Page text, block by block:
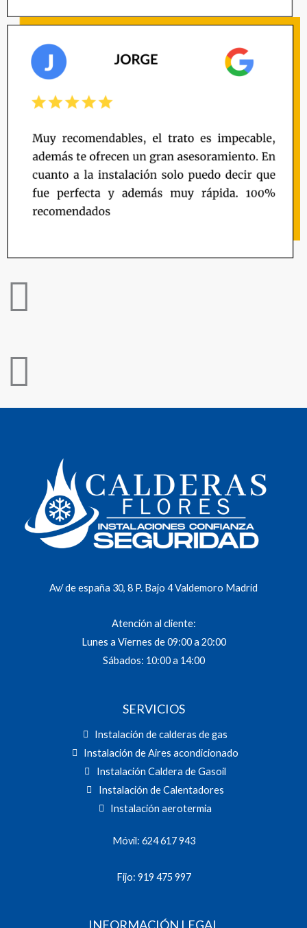
Av/ de españa 30, 8 P. Bajo 4 Valdemoro Madrid
Atención al cliente:
Lunes a Viernes de 09:00 a 20:00
Sábados: 10:00 a 14:00
SERVICIOS
Instalación de calderas de gas
Instalación de Aires acondicionado
Instalación Caldera de Gasoil
Instalación de Calentadores
Instalación aerotermia
Móvil: 624 617 943
Fijo: 919 475 997
INFORMACIÓN LEGAL